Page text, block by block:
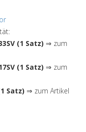
(1 Satz) ⇒ zum
(1 Satz) ⇒ zum
Satz) ⇒ zum Artikel